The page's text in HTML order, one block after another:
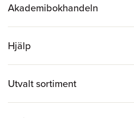
Akademibokhandeln
Hjälp
Utvalt sortiment